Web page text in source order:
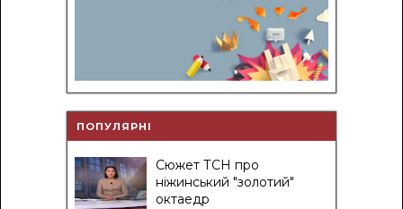
ПОПУЛЯРНІ
Сюжет ТСН про
ніжинський "золотий"
октаедр